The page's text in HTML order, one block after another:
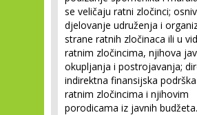
se veličaju ratni zločinci;
djelovanje udruženja i
strane ratnih zločinaca ili u
ratnim zločincima, njihova
okupljanja i postrojavanja;
indirektna finansijska
ratnim zločincima i njihovim
porodicama iz javnih budžeta.